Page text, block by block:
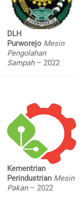
DLH
Purworejo Mesin
Pengolahan
Sampah – 2022
Kementrian
Perindustrian Mesin
Pakan – 2022